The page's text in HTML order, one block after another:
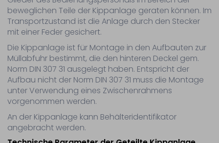
beweglichen Teile der Kippanlage geraten können. Im
Transportzustand ist die Anlage durch den Stecker
mit einer Feder gesichert.
Die Kippanlage ist für Montage in den Aufbauten zur
Müllabfuhr bestimmt, die den hinteren Deckel gem.
Norm DIN 307 31 ausgelegt haben. Entspricht der
Aufbau nicht der Norm DIN 307 31 muss die Montage
unter Verwendung eines Zwischenrahmens
vorgenommen werden.
An der Kippanlage kann Behälteridentifikator
angebracht werden.